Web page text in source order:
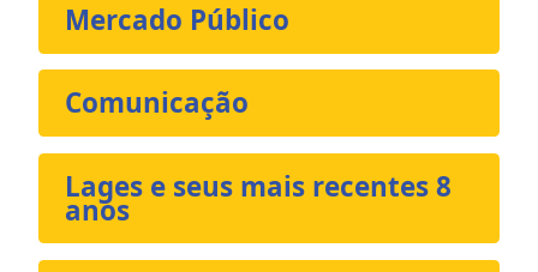
Mercado Público
Comunicação
Lages e seus mais recentes 8
anos